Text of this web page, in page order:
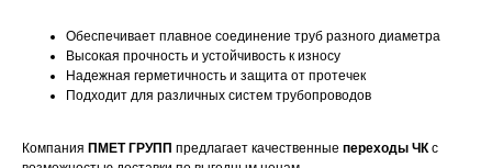
Обеспечивает плавное соединение труб разного диаметра
Высокая прочность и устойчивость к износу
Надежная герметичность и защита от протечек
Подходит для различных систем трубопроводов
Компания ПМЕТ ГРУПП предлагает качественные переходы ЧКс